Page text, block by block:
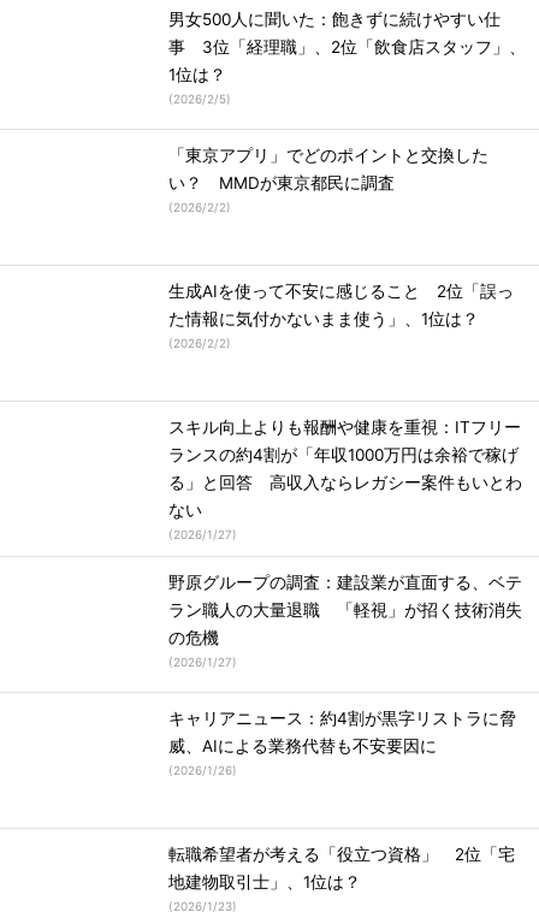
男女500人に聞いた：飽きずに続けやすい仕
事 3位「経理職」、2位「飲食店スタッフ」、
1位は？
(2026/2/5)
「東京アプリ」でどのポイントと交換した
い？ MMDが東京都民に調査
(2026/2/2)
生成AIを使って不安に感じること 2位「誤っ
た情報に気付かないまま使う」、1位は？
(2026/2/2)
スキル向上よりも報酬や健康を重視：ITフリー
ランスの約4割が「年収1000万円は余裕で稼げ
る」と回答 高収入ならレガシー案件もいとわ
ない
(2026/1/27)
野原グループの調査：建設業が直面する、ベテ
ラン職人の大量退職 「軽視」が招く技術消失
の危機
(2026/1/27)
キャリアニュース：約4割が黒字リストラに脅
威、AIによる業務代替も不安要因に
(2026/1/26)
転職希望者が考える「役立つ資格」 2位「宅
地建物取引士」、1位は？
(2026/1/23)